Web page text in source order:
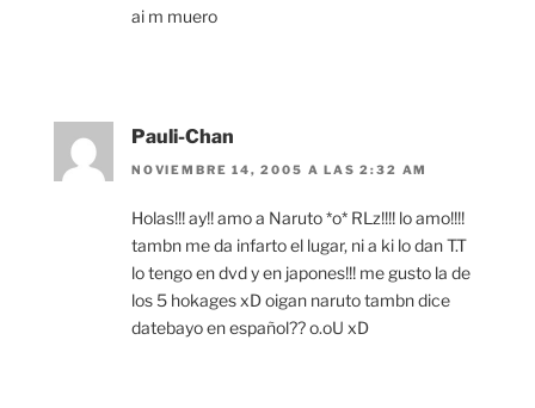
ai m muero
Pauli-Chan
NOVIEMBRE 14, 2005 A LAS 2:32 AM
Holas!!! ay!! amo a Naruto *o* RLz!!!! lo amo!!!!
tambn me da infarto el lugar, ni a ki lo dan T.T
lo tengo en dvd y en japones!!! me gusto la de
los 5 hokages xD oigan naruto tambn dice
datebayo en español?? o.oU xD